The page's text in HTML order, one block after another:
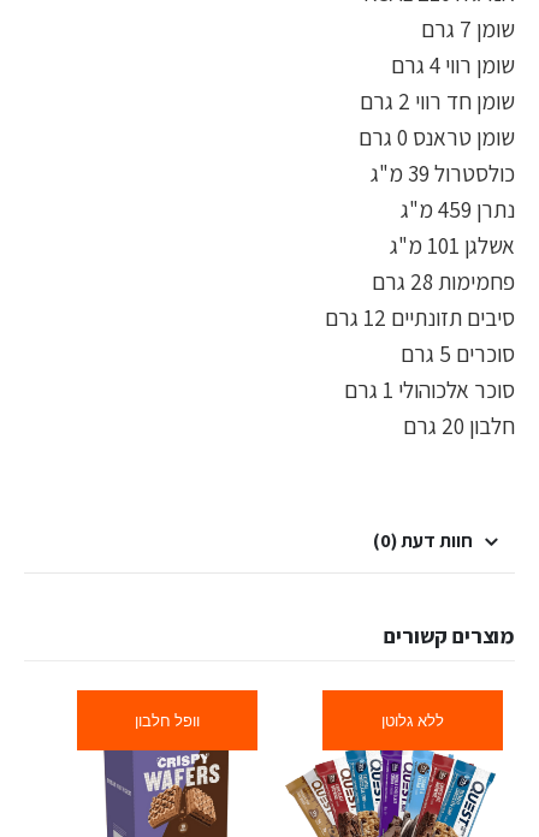
שומן 7 גרם
שומן רווי 4 גרם
שומן חד רווי 2 גרם
שומן טראנס 0 גרם
כולסטרול 39 מ"ג
נתרן 459 מ"ג
אשלגן 101 מ"ג
פחמימות 28 גרם
סיבים תזונתיים 12 גרם
סוכרים 5 גרם
סוכר אלכוהולי 1 גרם
חלבון 20 גרם
חוות דעת (0)
מוצרים קשורים
ללא גלוטן וופל חלבון